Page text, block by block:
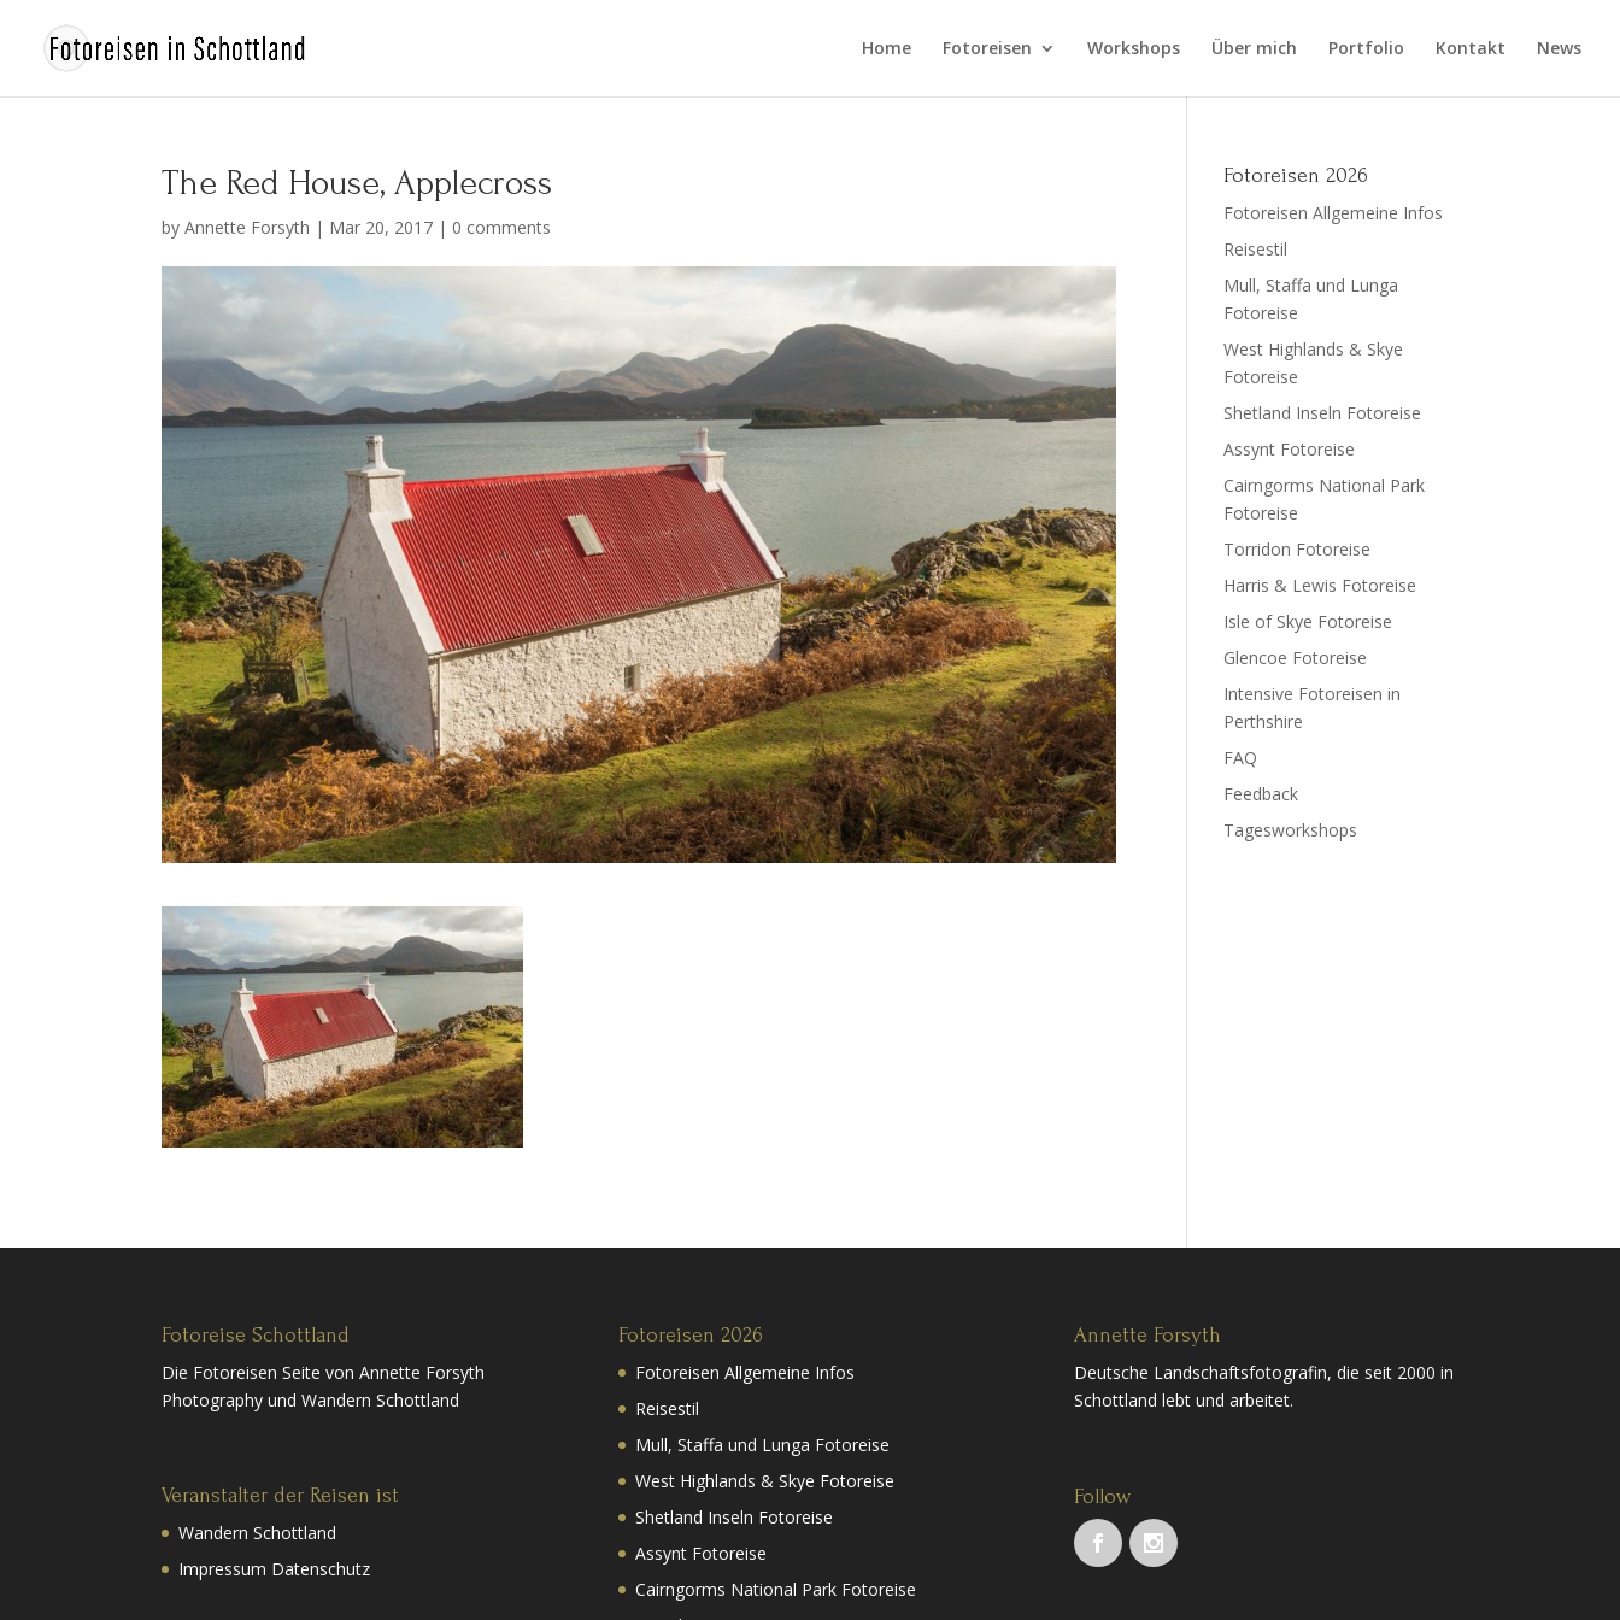
Home Fotoreisen Workshops Über mich Portfolio Kontakt News
The Red House, Applecross
byAnnette Forsyth | Mar 20, 2017 | 0 comments
Fotoreisen 2026
Fotoreisen Allgemeine Infos
Reisestil
Mull, Staffa und Lunga
Fotoreise
West Highlands & Skye
Fotoreise
Shetland Inseln Fotoreise
Assynt Fotoreise
Cairngorms National Park
Fotoreise
Torridon Fotoreise
Harris & Lewis Fotoreise
Isle of Skye Fotoreise
Glencoe Fotoreise
Intensive Fotoreisen in
Perthshire
FAQ
Feedback
Tagesworkshops
Fotoreise Schottland
Die Fotoreisen Seite von Annette Forsyth
Photography und Wandern Schottland
Veranstalter der Reisen ist
Wandern Schottland
Impressum Datenschutz
Fotoreisen 2026
Fotoreisen Allgemeine Infos
Reisestil
Mull, Staffa und Lunga Fotoreise
West Highlands & Skye Fotoreise
Shetland Inseln Fotoreise
Assynt Fotoreise
Cairngorms National Park Fotoreise
Annette Forsyth
Deutsche Landschaftsfotografin, die seit 2000 in
Schottland lebt und arbeitet.
Follow